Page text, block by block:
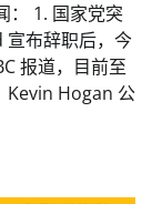
： 1. 国家党突
布辞职后，今
报道，目前至
Kevin Hogan 公